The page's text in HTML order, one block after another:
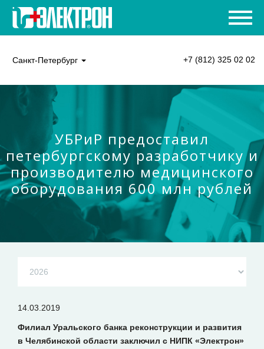
Санкт-Петербург +7 (812) 325 02 02
УБРиР предоставил
петербургскому разработчику и
производителю медицинского
оборудования 600 млн рублей
14.03.2019
Филиал Уральского банка реконструкции и развития
в Челябинской области заключил с НИПК «Электрон»